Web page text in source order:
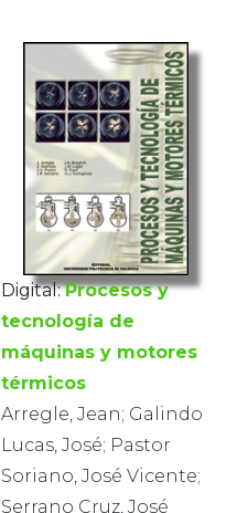
Digital: Procesos y
tecnología de
máquinas y motores
térmicos
Arregle, Jean; Galindo
Lucas, José; Pastor
Soriano, José Vicente;
Serrano Cruz, José